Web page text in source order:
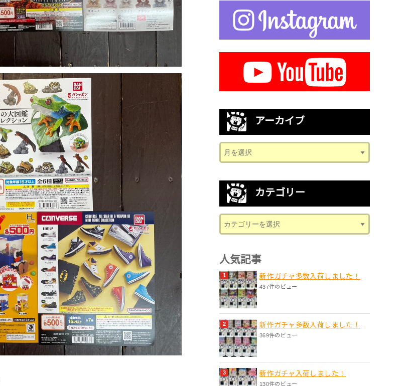
アーカイブ
カテゴリー
人気記事
新作ガチャ多数入荷しました！
437件のビュー
新作ガチャ多数入荷しました！
369件のビュー
新作ガチャ入荷しました！
130件のビュー